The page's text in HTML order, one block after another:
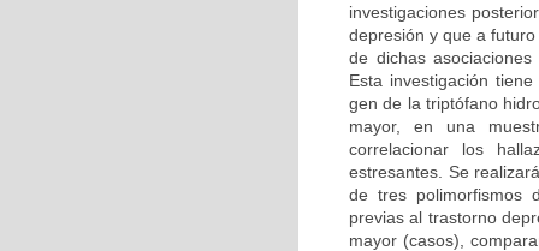
investigaciones
depresión y que a
de dichas
Esta investigación
gen de la triptófano
mayor, en una
correlacionar los
estresantes. Se
de tres polimorfismos
previas al trastorno
mayor (casos),